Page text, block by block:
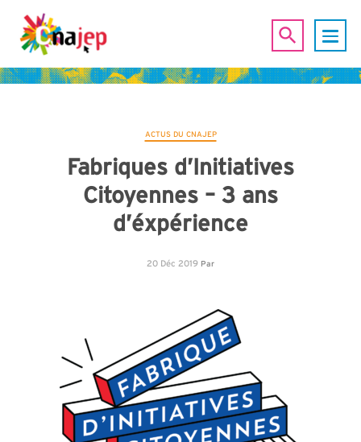
ACTUS DU CNAJEP
Fabriques d’Initiatives
Citoyennes – 3 ans
d’éxpérience
20 Déc 2019 Par